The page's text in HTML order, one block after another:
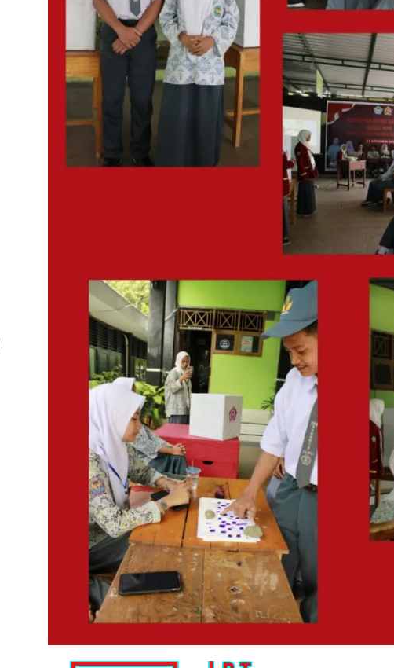
I've read and accept the Privacy Policy.
See also Ketua LSM GMBI Sultra Desak Polres
Kendari Segera Tangkap Pelaku Pencurian di